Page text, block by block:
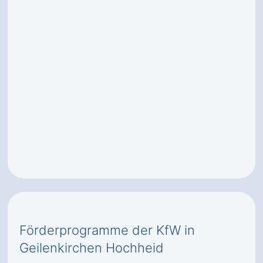
Förderprogramme der KfW in
Geilenkirchen Hochheid